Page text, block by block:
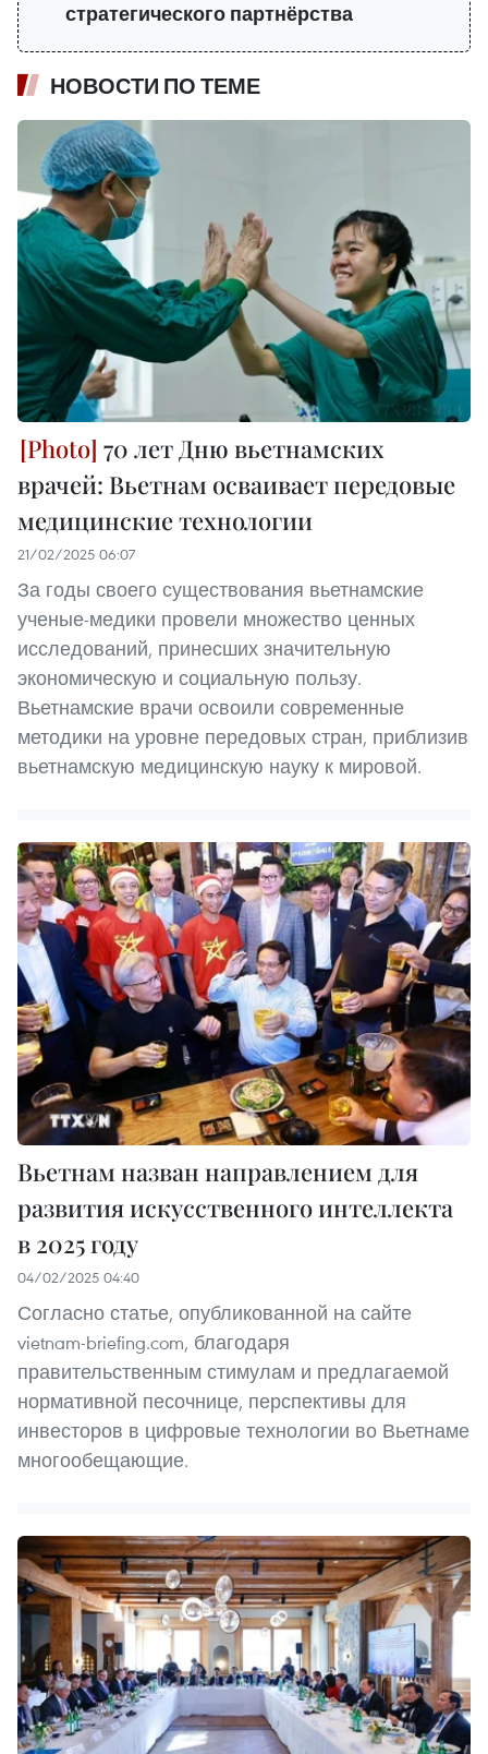
стратегического партнёрства
НОВОСТИ ПО ТЕМЕ
70 лет Дню вьетнамских
врачей: Вьетнам осваивает передовые
медицинские технологии
21/02/2025 06:07
За годы своего существования вьетнамские
ученые-медики провели множество ценных
исследований, принесших значительную
экономическую и социальную пользу.
Вьетнамские врачи освоили современные
методики на уровне передовых стран, приблизив
вьетнамскую медицинскую науку к мировой.
Вьетнам назван направлением для
развития искусственного интеллекта
в 2025 году
04/02/2025 04:40
Согласно статье, опубликованной на сайте
vietnam-briefing.com, благодаря
правительственным стимулам и предлагаемой
нормативной песочнице, перспективы для
инвесторов в цифровые технологии во Вьетнаме
многообещающие.